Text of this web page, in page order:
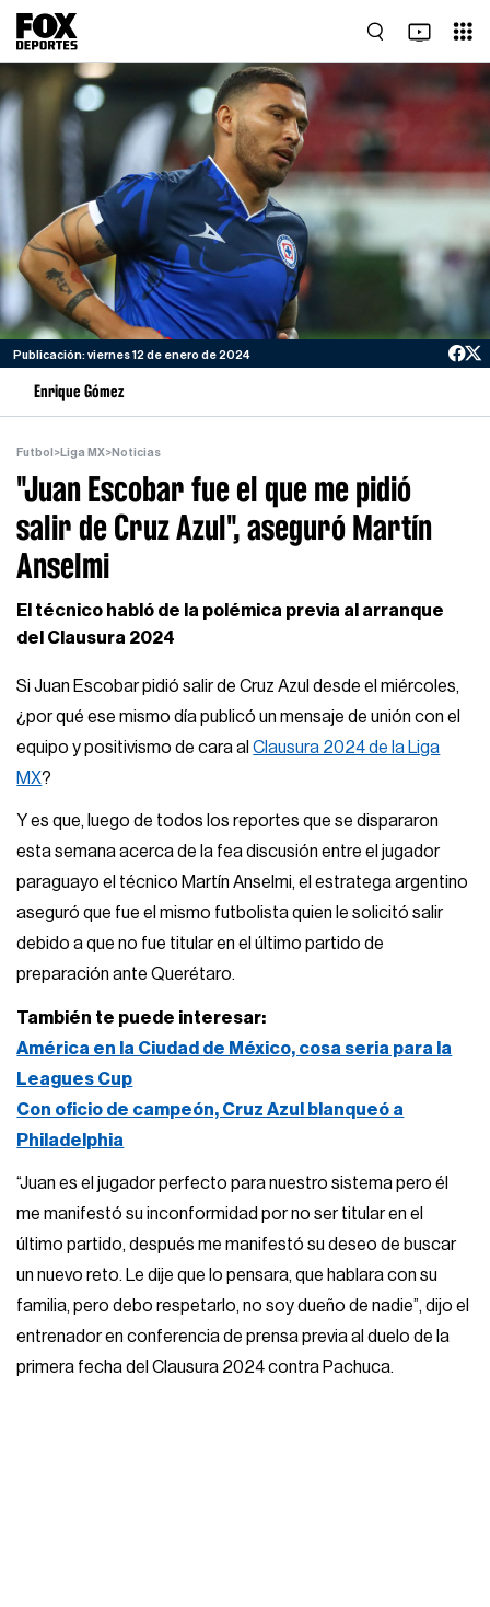
Publicación: viernes 12 de enero de 2024
Enrique Gómez
Futbol >Liga MX>Noticias
"Juan Escobar fue el que me pidió
salir de Cruz Azul", aseguró Martín
Anselmi
El técnico habló de la polémica previa al arranque
del Clausura 2024
Si Juan Escobar pidió salir de Cruz Azul desde el miércoles,
¿por qué ese mismo día publicó un mensaje de unión con el
equipo y positivismo de cara alClausura 2024 de la Liga
MX?
Y es que, luego de todos los reportes que se dispararon
esta semana acerca de la fea discusión entre el jugador
paraguayo el técnico Martín Anselmi, el estratega argentino
aseguró que fue el mismo futbolista quien le solicitó salir
debido a que no fue titular en el último partido de
preparación ante Querétaro.
También te puede interesar:
América en la Ciudad de México, cosa seria para la
Leagues Cup
Con oficio de campeón, Cruz Azul blanqueó a
Philadelphia
“Juan es el jugador perfecto para nuestro sistema pero él
me manifestó su inconformidad por no ser titular en el
último partido, después me manifestó su deseo de buscar
un nuevo reto. Le dije que lo pensara, que hablara con su
familia, pero debo respetarlo, no soy dueño de nadie”, dijo el
entrenador en conferencia de prensa previa al duelo de la
primera fecha del Clausura 2024 contra Pachuca.